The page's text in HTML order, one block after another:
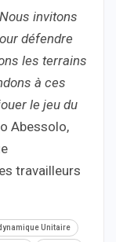
invitons
défendre
les terrains
à ces
le jeu du
Abessolo,
travailleurs
Unitaire